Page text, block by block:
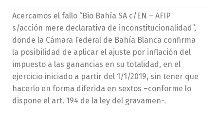
Acercamos el fallo “Bio Bahía SA c/EN – AFIP
s/acción mere declarativa de inconstitucionalidad”,
donde la Cámara Federal de Bahía Blanca confirma
la posibilidad de aplicar el ajuste por inflación del
impuesto a las ganancias en su totalidad, en el
ejercicio iniciado a partir del 1/1/2019, sin tener que
hacerlo en forma diferida en sextos –conforme lo
dispone el art. 194 de la ley del gravamen-.